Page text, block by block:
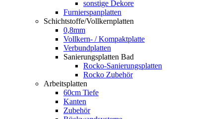
sonstige Dekore
Furnierspanplatten
Schichtstoffe/Vollkernplatten
0,8mm
Vollkern- / Kompaktplatte
Verbundplatten
Sanierungsplatten Bad
Rocko-Sanierungsplatten
Rocko Zubehör
Arbeitsplatten
60cm Tiefe
Kanten
Zubehör